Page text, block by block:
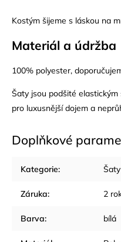
Kostým šijeme s láskou na
Materiál a údržba
100% polyester,
Šaty jsou podšité
pro luxusnější dojem a
Doplňkové
Kategorie: Šaty
Záruka: 2
Barva: bílá